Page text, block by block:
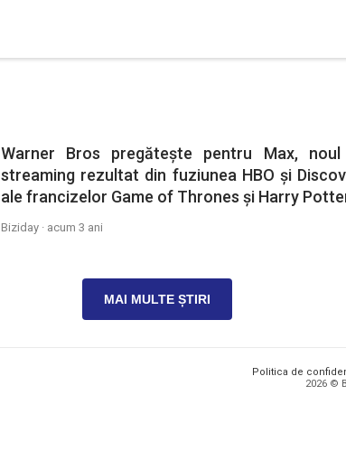
Warner Bros pregătește pentru Max,
streaming rezultat din fuziunea HBO și
ale francizelor Game of Thrones și Harry
Biziday · acum 3 ani
MAI MULTE ȘTIRI
Politica de
2026 ©